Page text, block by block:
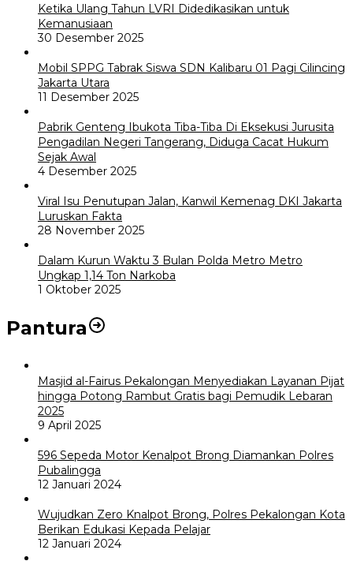
Ketika Ulang Tahun LVRI Didedikasikan untuk
Kemanusiaan
30 Desember 2025
Mobil SPPG Tabrak Siswa SDN Kalibaru 01 Pagi Cilincing
Jakarta Utara
11 Desember 2025
Pabrik Genteng Ibukota Tiba-Tiba Di Eksekusi Jurusita
Pengadilan Negeri Tangerang, Diduga Cacat Hukum
Sejak Awal
4 Desember 2025
Viral Isu Penutupan Jalan, Kanwil Kemenag DKI Jakarta
Luruskan Fakta
28 November 2025
Dalam Kurun Waktu 3 Bulan Polda Metro Metro
Ungkap 1,14 Ton Narkoba
1 Oktober 2025
Pantura
Masjid al-Fairus Pekalongan Menyediakan Layanan Pijat
hingga Potong Rambut Gratis bagi Pemudik Lebaran
2025
9 April 2025
596 Sepeda Motor Kenalpot Brong Diamankan Polres
Pubalingga
12 Januari 2024
Wujudkan Zero Knalpot Brong, Polres Pekalongan Kota
Berikan Edukasi Kepada Pelajar
12 Januari 2024